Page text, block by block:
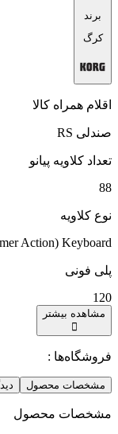
برند
کرگ
اقلام همراه کالا
صندلی RS
تعداد کلاویه پیانو
88
نوع کلاویه
Action) Keyboard
پلی فونی
120
مشاهده بیشتر
فروشگاه‌ها :
مشخصات محصول
مشخصات محصول